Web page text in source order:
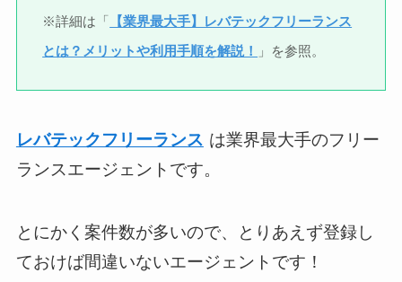
※詳細は「 【業界最大手】レバテックフリーランス
とは？メリットや利用手順を解説！
」を参照。
レバテックフリーランス は業界最大手のフリー
ランスエージェントです。
とにかく案件数が多いので、とりあえず登録し
ておけば間違いないエージェントです！